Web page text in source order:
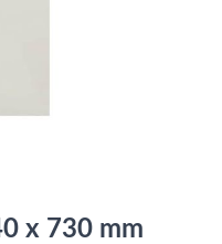
x 730 mm